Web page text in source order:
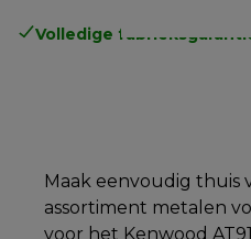
Volledige
Maak eenvoudig thuis
assortiment metalen
voor het Kenwood